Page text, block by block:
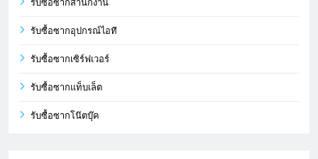
รับซื้อซากสำนักงาน
รับซื้อซากอุปกรณ์ไอที
รับซื้อซากเซิร์ฟเวอร์
รับซื้อซากแท็บเล็ต
รับซื้อซากโน๊ตบุ๊ค